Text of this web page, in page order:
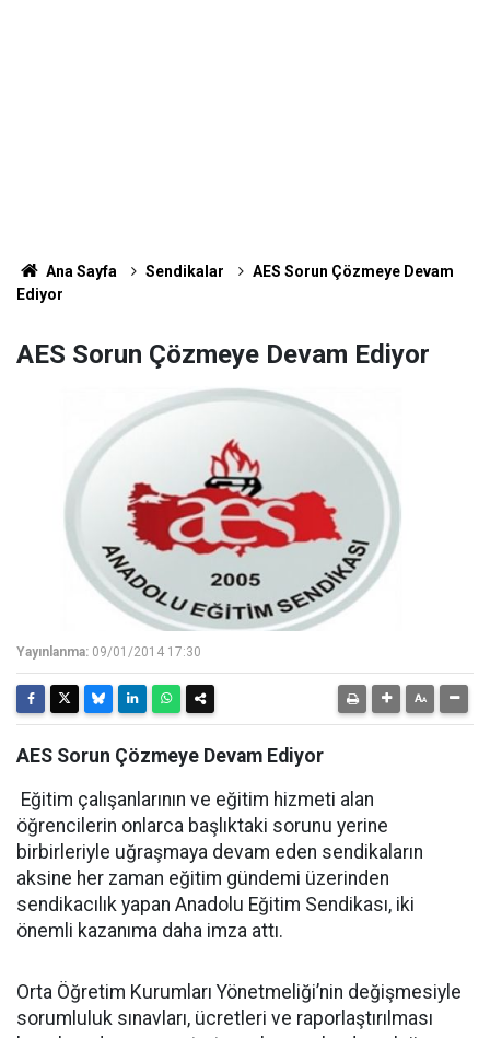
Ana Sayfa Sendikalar
AES Sorun Çözmeye Devam
Ediyor
AES Sorun Çözmeye Devam Ediyor
Yayınlanma: 09/01/2014 17:30
AES Sorun Çözmeye Devam Ediyor
Eğitim çalışanlarının ve eğitim hizmeti alan
öğrencilerin onlarca başlıktaki sorunu yerine
birbirleriyle uğraşmaya devam eden sendikaların
aksine her zaman eğitim gündemi üzerinden
sendikacılık yapan Anadolu Eğitim Sendikası, iki
önemli kazanıma daha imza attı.
Orta Öğretim Kurumları Yönetmeliği’nin değişmesiyle
sorumluluk sınavları, ücretleri ve raporlaştırılması